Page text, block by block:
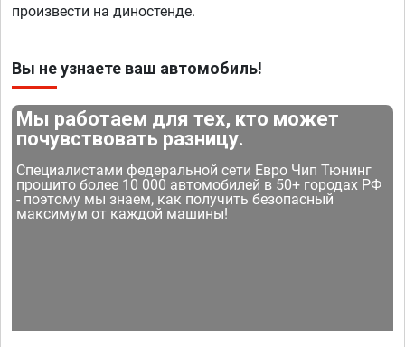
произвести на диностенде.
Вы не узнаете ваш автомобиль!
Мы работаем для тех, кто может
почувствовать разницу.
Специалистами федеральной сети Евро Чип Тюнинг
прошито более 10 000 автомобилей в 50+ городах РФ
- поэтому мы знаем, как получить безопасный
максимум от каждой машины!